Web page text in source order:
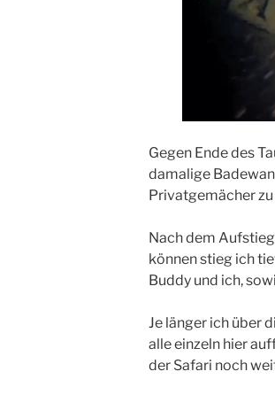
Gegen Ende des
damalige
Privatgemächer
Nach dem
können stieg ich
Buddy und ich,
Je länger ich über
alle einzeln hier
der Safari noch